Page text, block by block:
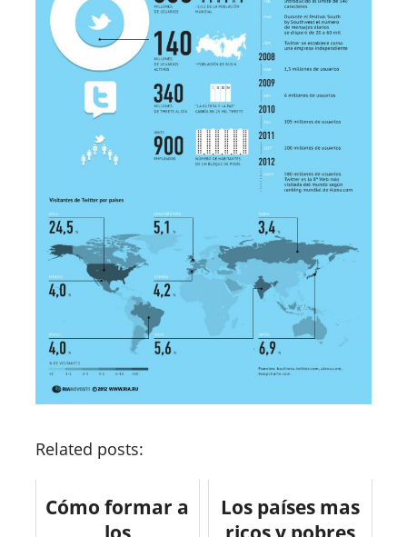
Related posts:
Cómo formar a
Los países mas